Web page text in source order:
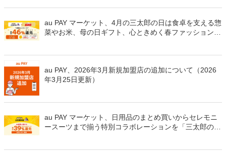
au PAY マーケット、4月の三太郎の日は食卓を支える惣
菜やお米、母の日ギフト、心ときめく春ファッションが
au PAY、2026年3月新規加盟店の追加について（2026
年3月25日更新）
au PAY マーケット、日用品のまとめ買いからセレモニ
ースーツまで揃う特別コラボレーションを「三太郎の